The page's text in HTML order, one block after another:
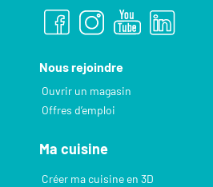
Nous rejoindre
Ouvrir un magasin
Offres d’emploi
Ma cuisine
Créer ma cuisine en 3D